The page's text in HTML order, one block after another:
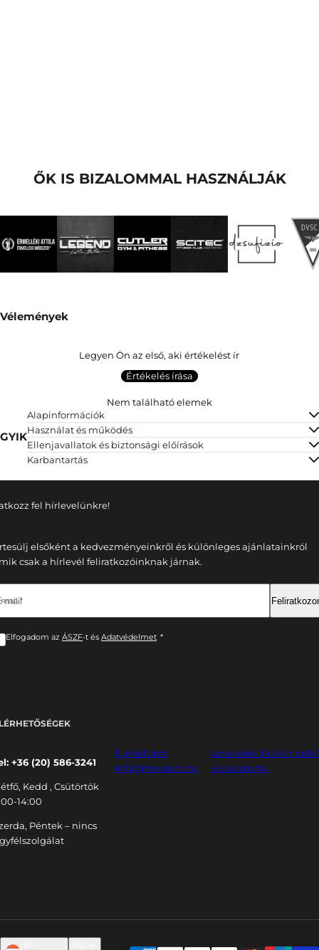
ŐK IS BIZALOMMAL HASZNÁLJÁK
Vélemények
Legyen Ön az első, aki értékelést ír
Értékelés írása
Nem található elemek
GYIK
Alapinformációk
Használat és működés
Ellenjavallatok és biztonsági előírások
Karbantartás
+36 (20) 586-3241
Kedd , Csütörtök
14:00
Péntek – nincs
E-mail cím:
info@movtech.hu
Leveledre 24 órán belül
válaszolunk.
fel hírlevelünkre!
elsőként a kedvezményeinkről és különleges ajánlatainkról
csak a hírlevél feliratkozóinknak járnak.
*
Elfogadom az ÁSZF-t és Adatvédelmet *